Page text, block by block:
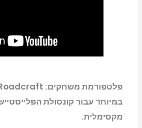
מקסימלית.